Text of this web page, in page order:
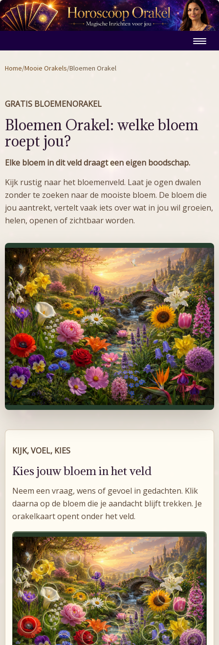
Home/Mooie Orakels/Bloemen Orakel
GRATIS BLOEMENORAKEL
Bloemen Orakel: welke bloem
roept jou?
Elke bloem in dit veld draagt een eigen boodschap.
Kijk rustig naar het bloemenveld. Laat je ogen dwalen
zonder te zoeken naar de mooiste bloem. De bloem die
jou aantrekt, vertelt vaak iets over wat in jou wil groeien,
helen, openen of zichtbaar worden.
KIJK, VOEL, KIES
Kies jouw bloem in het veld
Neem een vraag, wens of gevoel in gedachten. Klik
daarna op de bloem die je aandacht blijft trekken. Je
orakelkaart opent onder het veld.